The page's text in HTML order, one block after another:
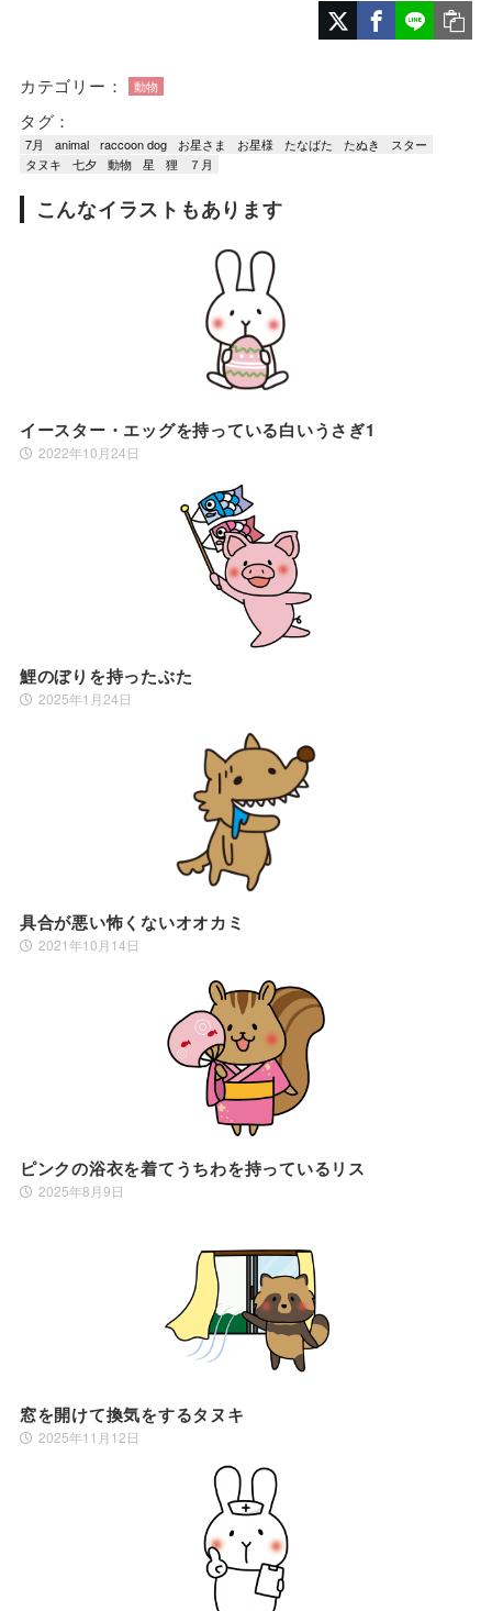
カテゴリー： 動物
タグ：
7月 animal raccoon dog お星さま お星様 たなばた たぬき
スター
タヌキ
七夕 動物 星 狸 ７月
こんなイラストもあります
イースター・エッグを持っている白いうさぎ1
2022年10月24日
鯉のぼりを持ったぶた
2025年1月24日
具合が悪い怖くないオオカミ
2021年10月14日
ピンクの浴衣を着てうちわを持っているリス
2025年8月9日
窓を開けて換気をするタヌキ
2025年11月12日